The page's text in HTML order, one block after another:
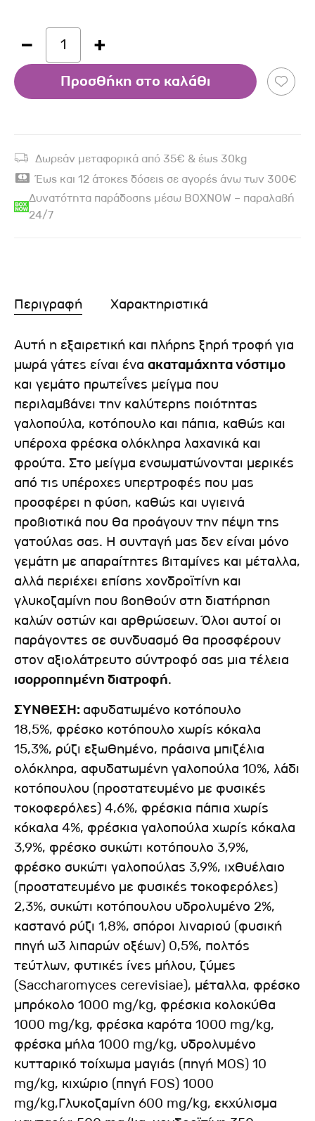
1
Προσθήκη στο καλάθι
Δωρεάν μεταφορικά από 35€ & έως 30kg
Έως και 12 άτοκες δόσεις σε αγορές άνω των 300€
Δυνατότητα παράδοσης μέσω BOXNOW – παραλαβή
24/7
Περιγραφή Χαρακτηριστικά
Αυτή η εξαιρετική και πλήρης ξηρή τροφή για
μωρά γάτες είναι ένα ακαταμάχητα νόστιμο
και γεμάτο πρωτεΐνες μείγμα που
περιλαμβάνει την καλύτερης ποιότητας
γαλοπούλα, κοτόπουλο και πάπια, καθώς και
υπέροχα φρέσκα ολόκληρα λαχανικά και
φρούτα. Στο μείγμα ενσωματώνονται μερικές
από τις υπέροχες υπερτροφές που μας
προσφέρει η φύση, καθώς και υγιεινά
προβιοτικά που θα προάγουν την πέψη της
γατούλας σας. Η συνταγή μας δεν είναι μόνο
γεμάτη με απαραίτητες βιταμίνες και μέταλλα,
αλλά περιέχει επίσης χονδροϊτίνη και
γλυκοζαμίνη που βοηθούν στη διατήρηση
καλών οστών και αρθρώσεων. Όλοι αυτοί οι
παράγοντες σε συνδυασμό θα προσφέρουν
στον αξιολάτρευτο σύντροφό σας μια τέλεια
ισορροπημένη διατροφή.
ΣΥΝΘΕΣΗ: αφυδατωμένο κοτόπουλο
18,5%, φρέσκο κοτόπουλο χωρίς κόκαλα ​​
15,3%, ρύζι εξωθημένο, πράσινα μπιζέλια
ολόκληρα, αφυδατωμένη γαλοπούλα 10%, λάδι
κοτόπουλου (προστατευμένο με φυσικές
τοκοφερόλες) 4,6%, φρέσκια πάπια χωρίς
κόκαλα 4%, φρέσκια γαλοπούλα χωρίς κόκαλα
3,9%, φρέσκο συκώτι κοτόπουλο ​​3,9%,
φρέσκο συκώτι γαλοπούλας ​​3,9%, ιχθυέλαιο
(προστατευμένο με φυσικές τοκοφερόλες)
2,3%, συκώτι κοτόπουλου υδρολυμένο 2%,
καστανό ρύζι 1,8%, σπόροι λιναριού (φυσική
πηγή ω3 λιπαρών οξέων) 0,5%, πολτός
τεύτλων, φυτικές ίνες μήλου, ζύμες
(Saccharomyces cerevisiae), μέταλλα, φρέσκο
​​μπρόκολο 1000 mg/kg, φρέσκια κολοκύθα
1000 mg/kg, φρέσκα καρότα 1000 mg/kg,
φρέσκα μήλα 1000 mg/kg, υδρολυμένο
κυτταρικό τοίχωμα μαγιάς (πηγή MOS) 10
mg/kg, κιχώριο (πηγή FOS) 1000
mg/kg,Γλυκοζαμίνη 600 mg/kg, εκχύλισμα